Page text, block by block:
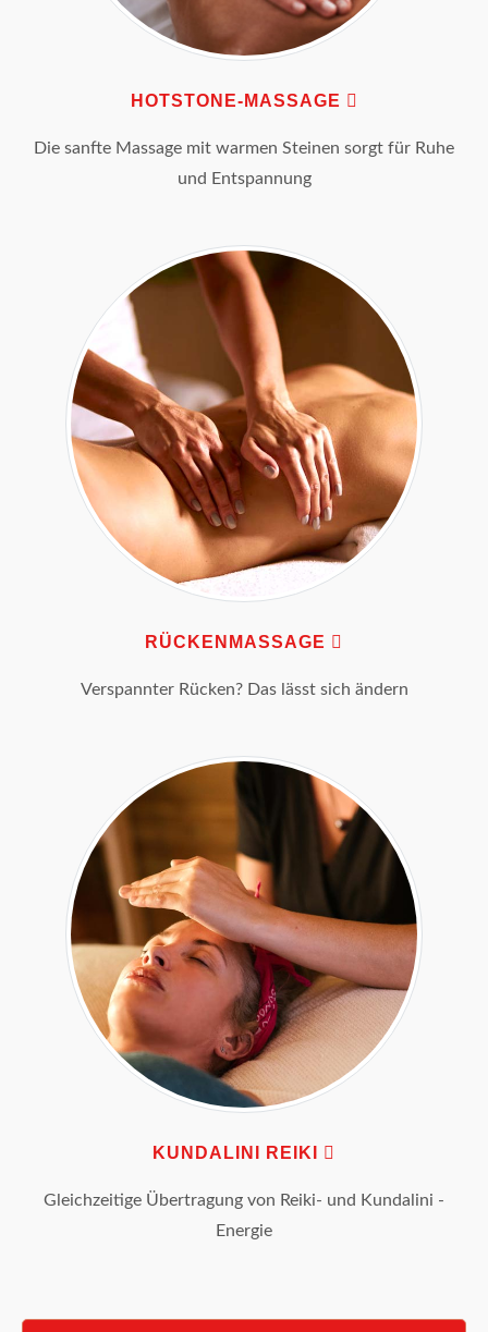
HOTSTONE-MASSAGE
Die sanfte Massage mit warmen Steinen sorgt für Ruhe
und Entspannung
RÜCKENMASSAGE
Verspannter Rücken? Das lässt sich ändern
KUNDALINI REIKI
Gleichzeitige Übertragung von Reiki- und Kundalini -
Energie